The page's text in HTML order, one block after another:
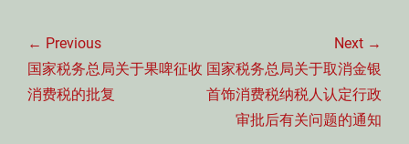
章
导
航
← Previous
Previous
post:
国家税务总局关于果啤征收
消费税的批复
Next →
Next
post:
国家税务总局关于取消金银
首饰消费税纳税人认定行政
审批后有关问题的通知